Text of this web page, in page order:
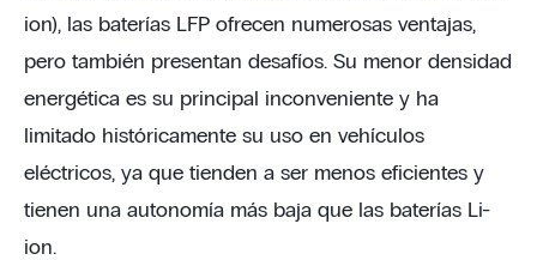
ion), las baterías LFP ofrecen numerosas ventajas,
pero también presentan desafíos. Su menor densidad
energética es su principal inconveniente y ha
limitado históricamente su uso en vehículos
eléctricos, ya que tienden a ser menos eficientes y
tienen una autonomía más baja que las baterías Li-
ion.